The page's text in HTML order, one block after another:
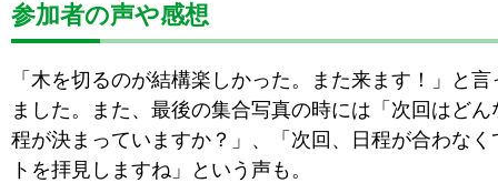
参加者の声や感想
「木を切るのが結構楽しかった。また来ます！」と
ました。また、最後の集合写真の時には「次回はどん
程が決まっていますか？」、「次回、日程が合わなく
トを拝見しますね」という声も。